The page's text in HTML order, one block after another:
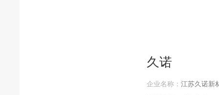
久诺
企业名称： 江苏久诺新